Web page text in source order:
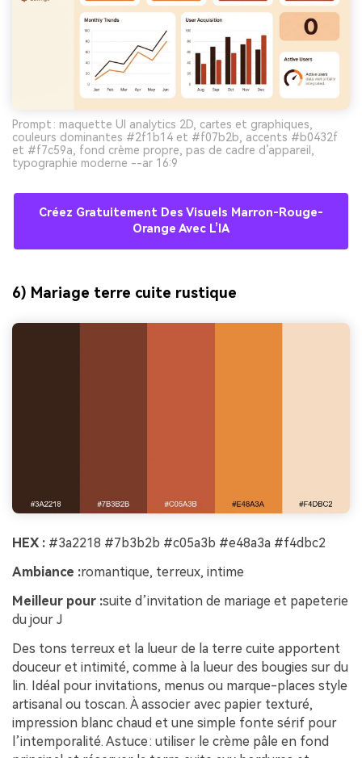
Prompt : maquette UI analytics 2D, cartes et graphiques,
couleurs dominantes #2f1b14 et #f07b2b, accents #b0432f
et #f7c59a, fond crème propre, pas de cadre d’appareil,
typographie moderne --ar 16:9
Créez Gratuitement Des Visuels Marron-Rouge-
Orange Avec L’IA
6) Mariage terre cuite rustique
HEX : #3a2218 #7b3b2b #c05a3b #e48a3a #f4dbc2
Ambiance :romantique, terreux, intime
Meilleur pour :suite d’invitation de mariage et papeterie
du jour J
Des tons terreux et la lueur de la terre cuite apportent
douceur et intimité, comme à la lueur des bougies sur du
lin. Idéal pour invitations, menus ou marque-places style
artisanal ou toscan. À associer avec papier texturé,
impression blanc chaud et une simple fonte sérif pour
l’intemporalité. Astuce : utiliser le crème pâle en fond